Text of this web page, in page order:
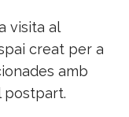
visita al
creat per a
amb
postpart.